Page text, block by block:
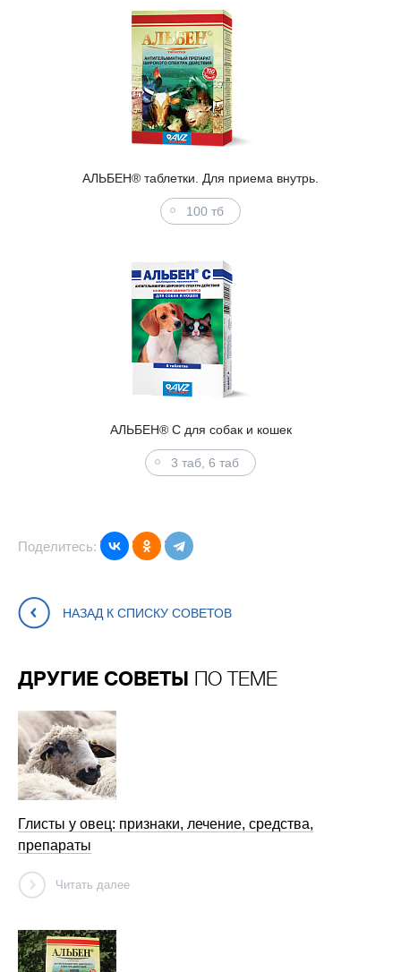
АЛЬБЕН® таблетки. Для приема внутрь.
100 тб
АЛЬБЕН® С для собак и кошек
3 таб, 6 таб
Поделитесь:
НАЗАД К СПИСКУ СОВЕТОВ
ДРУГИЕ СОВЕТЫ ПО ТЕМЕ
Глисты у овец: признаки, лечение, средства,
препараты
Читать далее